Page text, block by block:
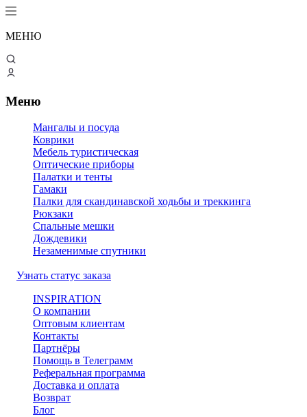
МЕНЮ
Меню
Мангалы и посуда
Коврики
Мебель туристическая
Оптические приборы
Палатки и тенты
Гамаки
Палки для скандинавской ходьбы и треккинга
Рюкзаки
Спальные мешки
Дождевики
Незаменимые спутники
Узнать статус заказа
INSPIRATION
О компании
Оптовым клиентам
Контакты
Партнёры
Помощь в Телеграмм
Реферальная программа
Доставка и оплата
Возврат
Блог